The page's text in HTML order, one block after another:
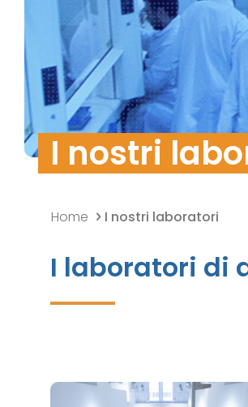
I nostri laboratori
Politica della qualità
Ricerca e Sviluppo
Sicurezza dei dati
I nostri
Home I nostri laboratori
I laboratori di